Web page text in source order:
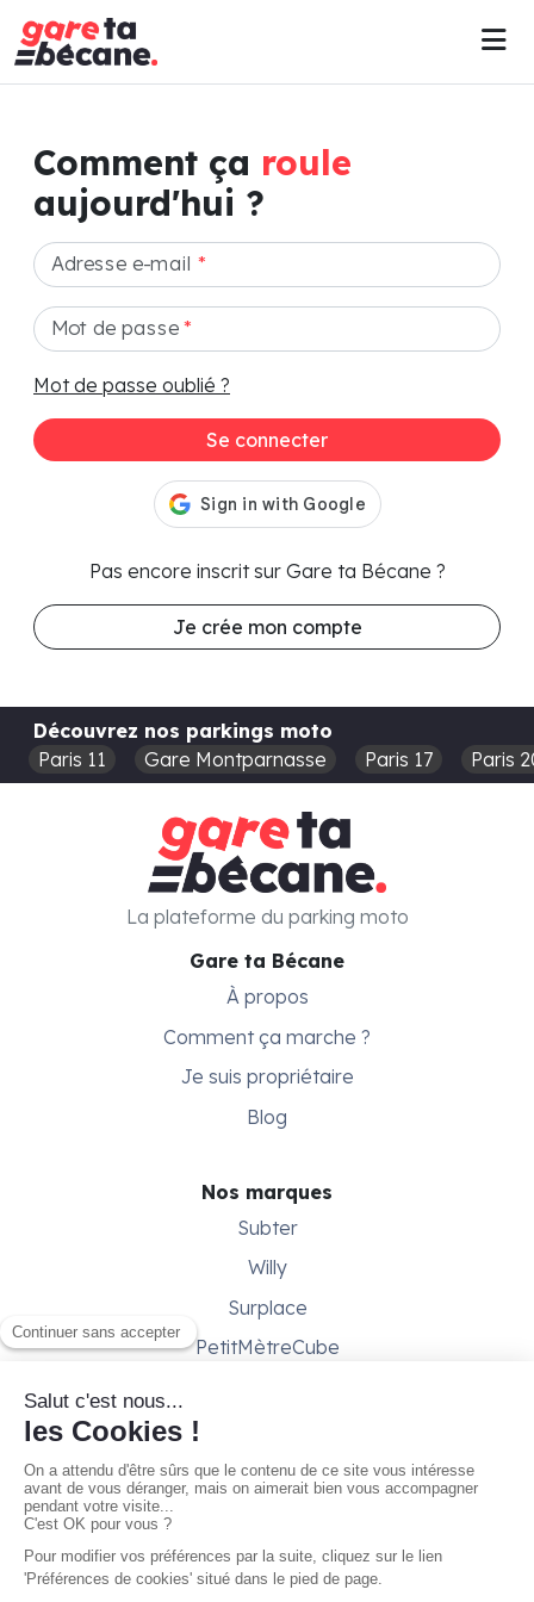
Comment ça roule
aujourd'hui ?
Adresse e-mail *
Mot de passe*
Mot de passe oublié ?
Se connecter
Pas encore inscrit sur Gare ta Bécane ?
Je crée mon compte
Découvrez nos parkings moto
Paris 11
Gare Montparnasse Paris 17 Paris
Gare ta Bécane
À propos
Comment ça marche ?
Je suis propriétaire
Blog
Nos marques
Subter
Willy
Surplace
PetitMètreCube
Besoin d'aide ?
Conditions générales
Gestion des cookies
La plateforme du parking moto